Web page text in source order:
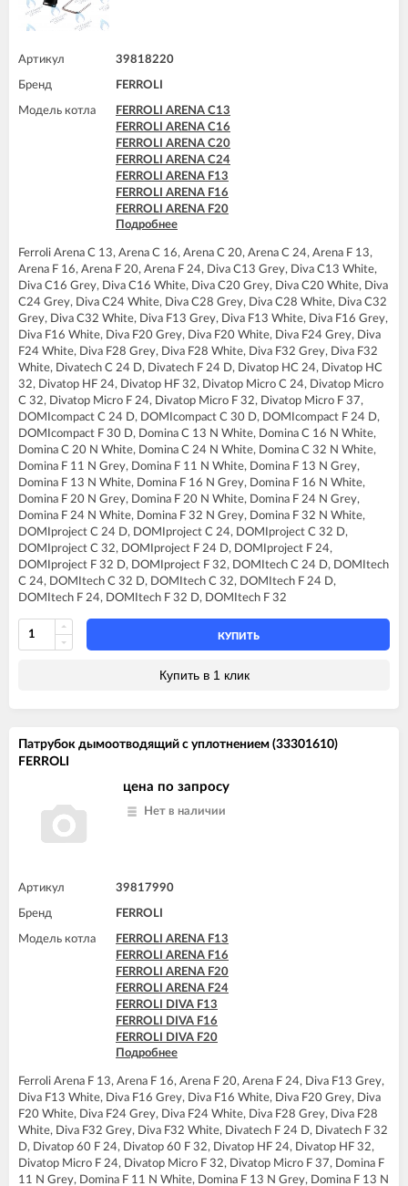
FERROLI DOMIproject F24 D
FERROLI DOMItech F24
Артикул 39818220
Бренд FERROLI
Модель котла
FERROLI ARENA C13
FERROLI ARENA C16
FERROLI ARENA C20
FERROLI ARENA C24
FERROLI ARENA F13
FERROLI ARENA F16
FERROLI ARENA F20
FERROLI ARENA F24
FERROLI BLUEHELIX PRO 32 C
FERROLI BLUEHELIX TECH 18A-E
FERROLI BLUEHELIX TECH 25 A
FERROLI BLUEHELIX TECH 25A-E
FERROLI BLUEHELIX TECH 25C
FERROLI BLUEHELIX TECH 35 A
FERROLI BLUEHELIX TECH 35A-E
FERROLI BLUEHELIX TECH 35C
FERROLI DIVA C13
FERROLI DIVA C16
FERROLI DIVA C20
FERROLI DIVA C24
FERROLI DIVA C28
FERROLI DIVA C32
FERROLI DIVA F13
FERROLI DIVA F16
FERROLI DIVA F20
FERROLI DIVA F24
FERROLI DIVA F28
FERROLI DIVA F32
FERROLI DIVA F37
FERROLI DIVA HC24
FERROLI DIVA HF24
FERROLI DIVA HF32
FERROLI DIVAproject F24
FERROLI DIVAtech C24 D
FERROLI DIVAtech C32 D
FERROLI DIVAtop C32
FERROLI DIVAtop F32
FERROLI DIVAtop HC24
FERROLI DIVAtop Low Nox C24
FERROLI DIVAtop Low Nox F24
FERROLI DIVAtop Low Nox F32
FERROLI DIVAtop micro C24
FERROLI DIVAtop micro C32
FERROLI DIVAtop micro F24
FERROLI DIVAtop micro F32
FERROLI DIVAtop micro F37
FERROLI DIVAtop micro LN C24
FERROLI DIVAtop micro LN C32
FERROLI DIVAtop micro LN F24
FERROLI DIVAtop micro LN F32
FERROLI DIVAtop ST C24
FERROLI DIVAtop ST C32
FERROLI DIVAtop ST F24
FERROLI DIVAtop ST F32
FERROLI DOMIcompact C24
FERROLI DOMIcompact C30
Подробнее
Ferroli Arena C 13, Arena C 16, Arena C 20, Arena C 24, Arena F 13,
Arena F 16, Arena F 20, Arena F 24, Diva C13 Grey, Diva C13 White,
Diva C16 Grey, Diva C16 White, Diva C20 Grey, Diva C20 White, Diva
C24 Grey, Diva C24 White, Diva C28 Grey, Diva C28 White, Diva C32
Grey, Diva C32 White, Diva F13 Grey, Diva F13 White, Diva F16 Grey,
Diva F16 White, Diva F20 Grey, Diva F20 White, Diva F24 Grey, Diva
F24 White, Diva F28 Grey, Diva F28 White, Diva F32 Grey, Diva F32
White, Divatech C 24 D, Divatech F 24 D, Divatop HC 24, Divatop HC
32, Divatop HF 24, Divatop HF 32, Divatop Micro C 24, Divatop Micro
C 32, Divatop Micro F 24, Divatop Micro F 32, Divatop Micro F 37,
DOMIcompact C 24 D, DOMIcompact C 30 D, DOMIcompact F 24 D,
DOMIcompact F 30 D, Domina C 13 N White, Domina C 16 N White,
Domina C 20 N White, Domina C 24 N White, Domina C 32 N White,
Domina F 11 N Grey, Domina F 11 N White, Domina F 13 N Grey,
Domina F 13 N White, Domina F 16 N Grey, Domina F 16 N White,
Domina F 20 N Grey, Domina F 20 N White, Domina F 24 N Grey,
Domina F 24 N White, Domina F 32 N Grey, Domina F 32 N White,
DOMIproject C 24 D, DOMIproject C 24, DOMIproject C 32 D,
DOMIproject C 32, DOMIproject F 24 D, DOMIproject F 24,
DOMIproject F 32 D, DOMIproject F 32, DOMItech C 24 D, DOMItech
C 24, DOMItech C 32 D, DOMItech C 32, DOMItech F 24 D,
DOMItech F 24, DOMItech F 32 D, DOMItech F 32
КУПИТЬ
Купить в 1 клик
Патрубок дымоотводящий с уплотнением (33301610)
FERROLI
цена по запросу
Нет в наличии
Артикул 39817990
Бренд FERROLI
Модель котла
FERROLI ARENA F13
FERROLI ARENA F16
FERROLI ARENA F20
FERROLI ARENA F24
FERROLI DIVA F13
FERROLI DIVA F16
FERROLI DIVA F20
FERROLI DIVA F24
FERROLI DIVA F32
FERROLI DIVA F37
FERROLI DIVA HF24
FERROLI DIVA HF32
FERROLI DIVAproject F24
FERROLI DIVAtech D F24
Подробнее
Ferroli Arena F 13, Arena F 16, Arena F 20, Arena F 24, Diva F13 Grey,
Diva F13 White, Diva F16 Grey, Diva F16 White, Diva F20 Grey, Diva
F20 White, Diva F24 Grey, Diva F24 White, Diva F28 Grey, Diva F28
White, Diva F32 Grey, Diva F32 White, Divatech F 24 D, Divatech F 32
D, Divatop 60 F 24, Divatop 60 F 32, Divatop HF 24, Divatop HF 32,
Divatop Micro F 24, Divatop Micro F 32, Divatop Micro F 37, Domina F
11 N Grey, Domina F 11 N White, Domina F 13 N Grey, Domina F 13 N